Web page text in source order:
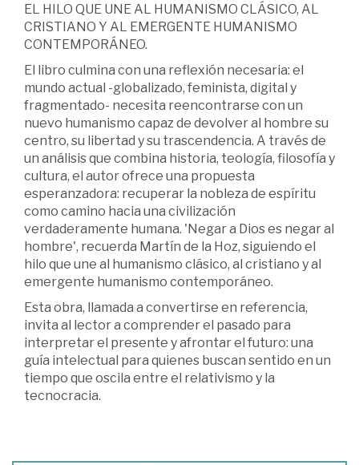
EL HILO QUE UNE AL HUMANISMO CLÁSICO, AL
CRISTIANO Y AL EMERGENTE HUMANISMO
CONTEMPORÁNEO.
El libro culmina con una reflexión necesaria: el
mundo actual -globalizado, feminista, digital y
fragmentado- necesita reencontrarse con un
nuevo humanismo capaz de devolver al hombre su
centro, su libertad y su trascendencia. A través de
un análisis que combina historia, teología, filosofía y
cultura, el autor ofrece una propuesta
esperanzadora: recuperar la nobleza de espíritu
como camino hacia una civilización
verdaderamente humana. 'Negar a Dios es negar al
hombre', recuerda Martín de la Hoz, siguiendo el
hilo que une al humanismo clásico, al cristiano y al
emergente humanismo contemporáneo.
Esta obra, llamada a convertirse en referencia,
invita al lector a comprender el pasado para
interpretar el presente y afrontar el futuro: una
guía intelectual para quienes buscan sentido en un
tiempo que oscila entre el relativismo y la
tecnocracia.